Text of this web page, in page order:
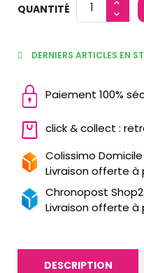
QUANTITÉ
DERNIERS ARTICLES EN
Paiement 100%
click & collect :
Colissimo Domicile
Livraison offerte
Chronopost
Livraison offerte
DESCRIPTION